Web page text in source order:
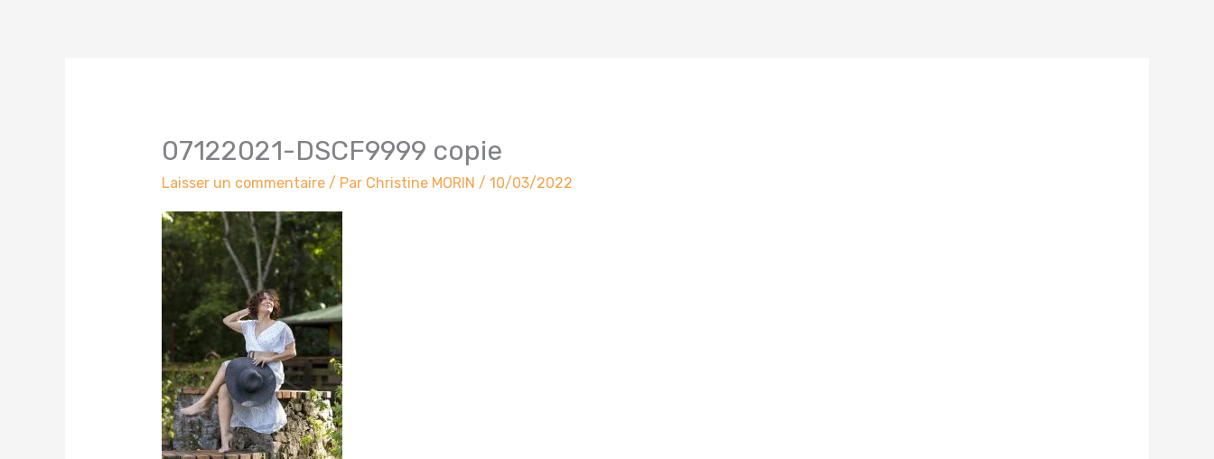
07122021-DSCF9999 copie
Laisser un commentaire / Par Christine MORIN / 10/03/2022